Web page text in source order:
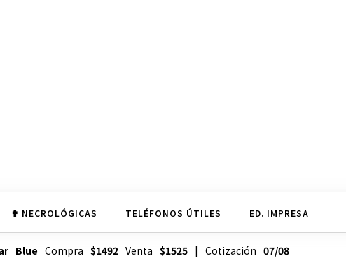
✟ NECROLÓGICAS TELÉFONOS ÚTILES ED. IMPRESA
Blue Compra $1492Venta $1525| Cotización 07/08